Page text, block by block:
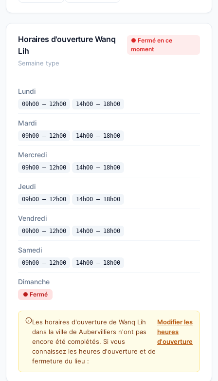
Horaires d'ouverture Wanq
Lih
● Fermé en ce
moment
Semaine type
Lundi
09h00 — 12h00 14h00 — 18h00
Mardi
09h00 — 12h00 14h00 — 18h00
Mercredi
09h00 — 12h00 14h00 — 18h00
Jeudi
09h00 — 12h00 14h00 — 18h00
Vendredi
09h00 — 12h00 14h00 — 18h00
Samedi
09h00 — 12h00 14h00 — 18h00
Dimanche
● Fermé
Les horaires d'ouverture de Wanq Lih
dans la ville de Aubervilliers n'ont pas
encore été complétés. Si vous
connaissez les heures d'ouverture et de
fermeture du lieu :
Modifier les
heures
d'ouverture